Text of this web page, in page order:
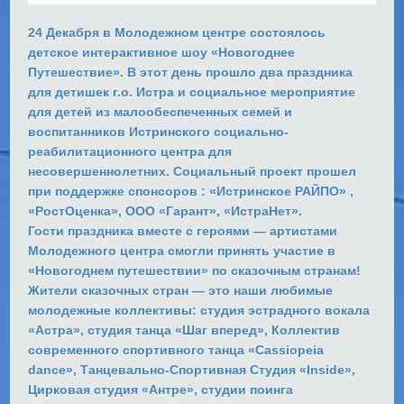
24 Декабря в Молодежном центре состоялось
детское интерактивное шоу «Новогоднее
Путешествие». В этот день прошло два праздника
для детишек г.о. Истра и социальное мероприятие
для детей из малообеспеченных семей и
воспитанников Истринского социально-
реабилитационного центра для
несовершеннолетних. Социальный проект прошел
при поддержке спонсоров : «Истринское РАЙПО» ,
«РостОценка», ООО «Гарант», «ИстраНет».
Гости праздника вместе с героями — артистами
Молодежного центра смогли принять участие в
«Новогоднем путешествии» по сказочным странам!
Жители сказочных стран — это наши любимые
молодежные коллективы: студия эстрадного вокала
«Астра», студия танца «Шаг вперед», Коллектив
современного спортивного танца «Cassiopeia
dance», Танцевально-Спортивная Студия «Inside»,
Цирковая студия «Антре», студии поинга